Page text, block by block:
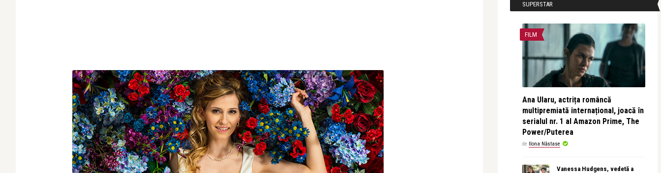
SUPERSTAR
FILM
Ana Ularu, actrița româncă
multipremiată internațional, joacă în
serialul nr. 1 al Amazon Prime, The
Power/Puterea
de Ilona Năstase
Vanessa Hudgens, vedetă a